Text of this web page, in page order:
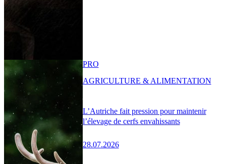
L’Autriche fait pression pour maintenir
l’élevage de cerfs envahissants
28.07.2026
PRO
AGRICULTURE & ALIMENTATION